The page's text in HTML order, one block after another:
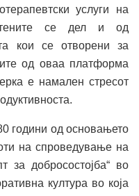
услуги на
се дел и од
кои се отворени за
од оваа платформа
е намален стресот
години од основањето
на спроведување на
за добросостојба“ во
култура во која